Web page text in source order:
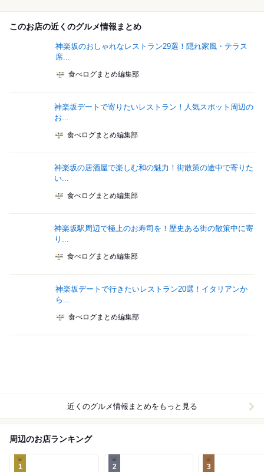
このお店の近くのグルメ情報まとめ
神楽坂のおしゃれなレストラン29選！隠れ家風・テラス
席...
食べログまとめ編集部
神楽坂デートで寄りたいレストラン！人気スポット周辺の
お...
食べログまとめ編集部
神楽坂の居酒屋で楽しむ和の魅力！街散策の途中で寄りた
い...
食べログまとめ編集部
神楽坂駅周辺で極上のお寿司を！歴史ある街の散策中に寄
り...
食べログまとめ編集部
神楽坂デートで行きたいレストラン20選！イタリアンか
ら...
食べログまとめ編集部
近くのグルメ情報まとめをもっと見る
周辺のお店ランキング
1 2 3